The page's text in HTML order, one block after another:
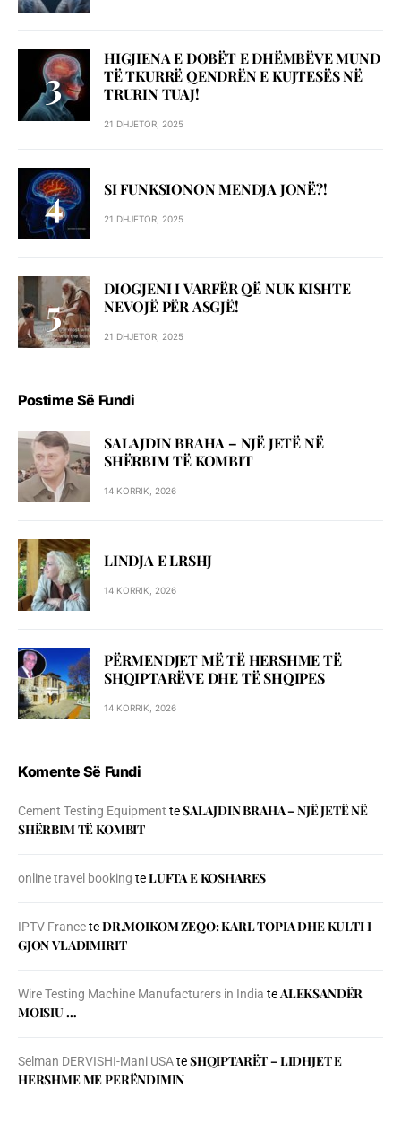
HIGJIENA E DOBËT E DHËMBËVE MUND
TË TKURRË QENDRËN E KUJTESËS NË
TRURIN TUAJ!
21 DHJETOR, 2025
SI FUNKSIONON MENDJA JONË?!
21 DHJETOR, 2025
DIOGJENI I VARFËR QË NUK KISHTE
NEVOJË PËR ASGJË!
21 DHJETOR, 2025
Postime Së Fundi
SALAJDIN BRAHA – NJЁ JETЁ NЁ
SHЁRBIM TЁ KOMBIT
14 KORRIK, 2026
LINDJA E LRSHJ
14 KORRIK, 2026
PËRMENDJET MË TË HERSHME TË
SHQIPTARËVE DHE TË SHQIPES
14 KORRIK, 2026
Komente Së Fundi
Cement Testing Equipment teSALAJDIN BRAHA – NJЁ JETЁ NЁ
SHЁRBIM TЁ KOMBIT
online travel booking teLUFTA E KOSHARES
IPTV FranceteDR.MOIKOM ZEQO: KARL TOPIA DHE KULTI I
GJON VLADIMIRIT
Wire Testing Machine Manufacturers in India teALEKSANDËR
MOISIU …
Selman DERVISHI-Mani USAteSHQIPTARËT – LIDHJET E
HERSHME ME PERËNDIMIN